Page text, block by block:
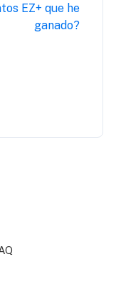
EZ+ que he
ganado?